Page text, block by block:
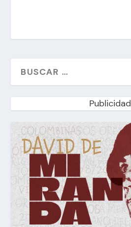
Publicidad